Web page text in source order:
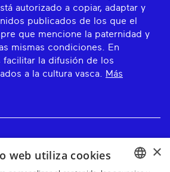
autorizado a copiar, adaptar y
publicados de los que el
que mencione la paternidad y
mismas condiciones. En
facilitar la difusión de los
a la cultura vasca.
Más
×
web utiliza cookies